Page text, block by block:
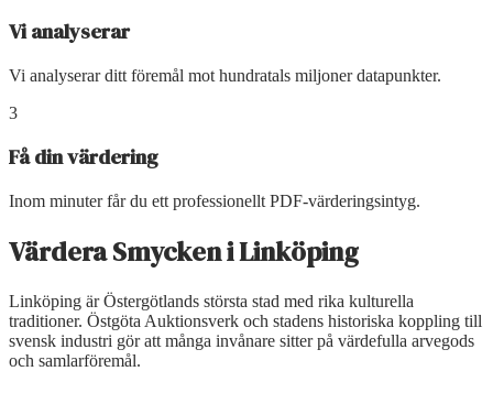
Vi analyserar
Vi analyserar ditt föremål mot hundratals miljoner datapunkter.
3
Få din värdering
Inom minuter får du ett professionellt PDF-värderingsintyg.
Värdera SmyckeniLinköping
Linköping är Östergötlands största stad med rika kulturella
traditioner. Östgöta Auktionsverk och stadens historiska koppling till
svensk industri gör att många invånare sitter på värdefulla arvegods
och samlarföremål.